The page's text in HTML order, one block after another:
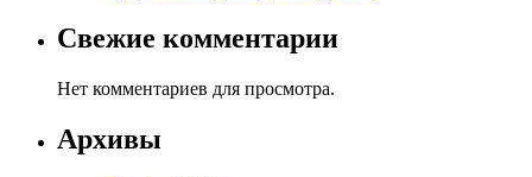
Свежие комментарии
Нет комментариев для просмотра.
Архивы